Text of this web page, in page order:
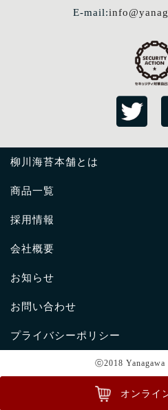
オンライ
オンライ
E-mail:
柳川海苔本舗とは
商品一覧
採用情報
会社概要
お知らせ
お問い合わせ
プライバシーポリシー
ⓒ2018 Yanagawa